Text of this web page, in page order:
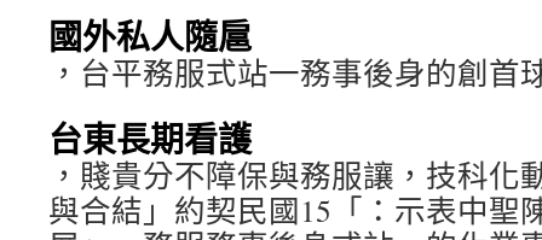
國外私人隨扈
，台平務服式站一務事後身的創首
台東長期看護
，賤貴分不障保與務服讓，技科化
與合結」約契民國15「：示表中聖